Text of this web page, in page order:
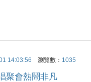
14:03:56 瀏覽數： 1035
聚會熱鬧非凡